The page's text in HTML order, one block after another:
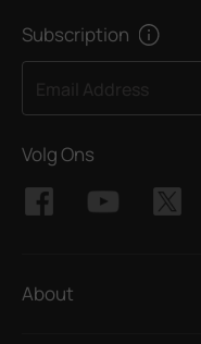
Subscription
Volg Ons
About